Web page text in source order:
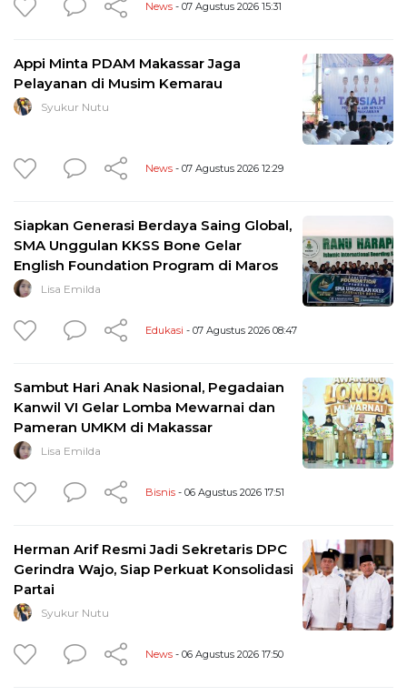
News - 07 Agustus 2026 15:31
Appi Minta PDAM Makassar Jaga
Pelayanan di Musim Kemarau
Syukur Nutu
News - 07 Agustus 2026 12:29
Siapkan Generasi Berdaya Saing Global,
SMA Unggulan KKSS Bone Gelar
English Foundation Program di Maros
Lisa Emilda
Edukasi - 07 Agustus 2026 08:47
Sambut Hari Anak Nasional, Pegadaian
Kanwil VI Gelar Lomba Mewarnai dan
Pameran UMKM di Makassar
Lisa Emilda
Bisnis - 06 Agustus 2026 17:51
Herman Arif Resmi Jadi Sekretaris DPC
Gerindra Wajo, Siap Perkuat Konsolidasi
Partai
Syukur Nutu
News - 06 Agustus 2026 17:50